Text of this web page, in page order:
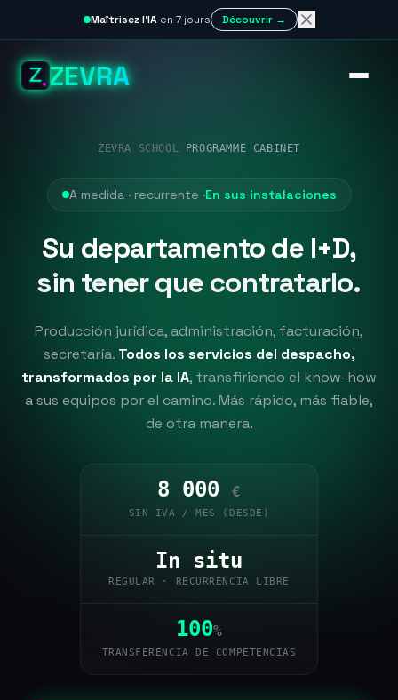
Maîtrisez l'IAen 7 jours Découvrir →
ZEVRA
ZEVRA SCHOOL/ PROGRAMME CABINET
A medida · recurrente ·En sus instalaciones
Su departamento de I+D,
sin tener que contratarlo.
Producción jurídica, administración, facturación,
secretaría. Todos los servicios del despacho,
transformados por la IA, transfiriendo el know-how
a sus equipos por el camino. Más rápido, más fiable,
de otra manera.
8 000 €
SIN IVA / MES (DESDE)
In situ
REGULAR · RECURRENCIA LIBRE
100%
TRANSFERENCIA DE COMPETENCIAS